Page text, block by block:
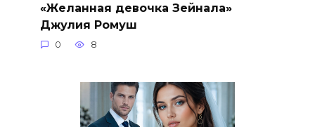
«Желанная девочка Зейнала»
Джулия Ромуш
0 8